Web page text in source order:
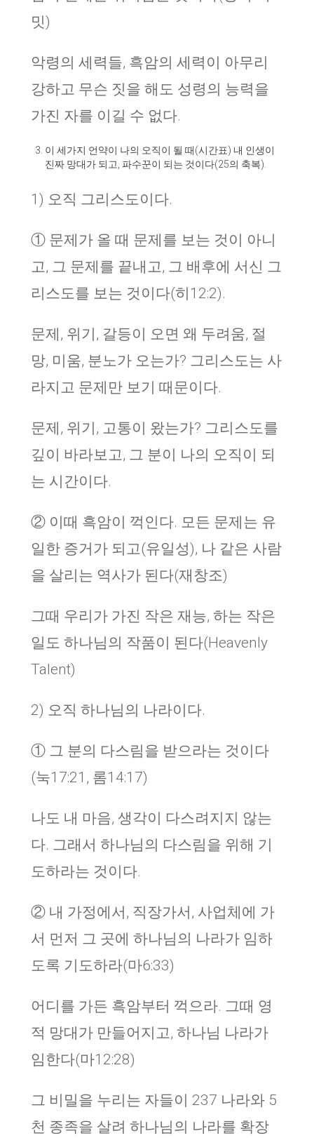
밋)
악령의 세력들, 흑암의 세력이 아무리
강하고 무슨 짓을 해도 성령의 능력을
가진 자를 이길 수 없다.
이 세가지 언약이 나의 오직이 될 때(시간표) 내 인생이
진짜 망대가 되고, 파수꾼이 되는 것이다(25의 축복).
1) 오직 그리스도이다.
① 문제가 올 때 문제를 보는 것이 아니
고, 그 문제를 끝내고, 그 배후에 서신 그
리스도를 보는 것이다(히12:2).
문제, 위기, 갈등이 오면 왜 두려움, 절
망, 미움, 분노가 오는가? 그리스도는 사
라지고 문제만 보기 때문이다.
문제, 위기, 고통이 왔는가? 그리스도를
깊이 바라보고, 그 분이 나의 오직이 되
는 시간이다.
② 이때 흑암이 꺽인다. 모든 문제는 유
일한 증거가 되고(유일성), 나 같은 사람
을 살리는 역사가 된다(재창조)
그때 우리가 가진 작은 재능, 하는 작은
일도 하나님의 작품이 된다(Heavenly
Talent)
2) 오직 하나님의 나라이다.
① 그 분의 다스림을 받으라는 것이다
(눅17:21, 롬14:17)
나도 내 마음, 생각이 다스려지지 않는
다. 그래서 하나님의 다스림을 위해 기
도하라는 것이다.
② 내 가정에서, 직장가서, 사업체에 가
서 먼저 그 곳에 하나님의 나라가 임하
도록 기도하라(마6:33)
어디를 가든 흑암부터 꺽으라. 그때 영
적 망대가 만들어지고, 하나님 나라가
임한다(마12:28)
그 비밀을 누리는 자들이 237 나라와 5
천 종족을 살려 하나님의 나라를 확장